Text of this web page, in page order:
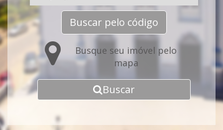
Buscar pelo código
Busque seu imóvel pelo
mapa
Buscar